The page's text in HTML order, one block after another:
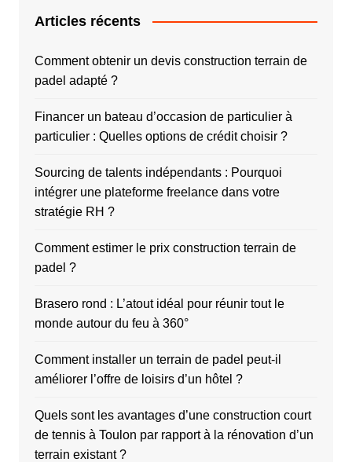
Articles récents
Comment obtenir un devis construction terrain de
padel adapté ?
Financer un bateau d’occasion de particulier à
particulier : Quelles options de crédit choisir ?
Sourcing de talents indépendants : Pourquoi
intégrer une plateforme freelance dans votre
stratégie RH ?
Comment estimer le prix construction terrain de
padel ?
Brasero rond : L’atout idéal pour réunir tout le
monde autour du feu à 360°
Comment installer un terrain de padel peut-il
améliorer l’offre de loisirs d’un hôtel ?
Quels sont les avantages d’une construction court
de tennis à Toulon par rapport à la rénovation d’un
terrain existant ?